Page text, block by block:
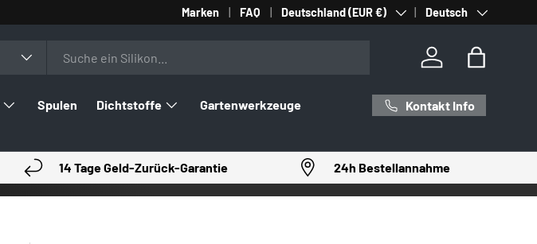
Marken FAQ Land/Region
Deutschland (EUR €) SpracheDeutsch
Einloggen
Spulen Dichtstoffe Gartenwerkzeuge Kontakt Info
14 Tage Geld-Zurück-Garantie 24h Bestellannahme